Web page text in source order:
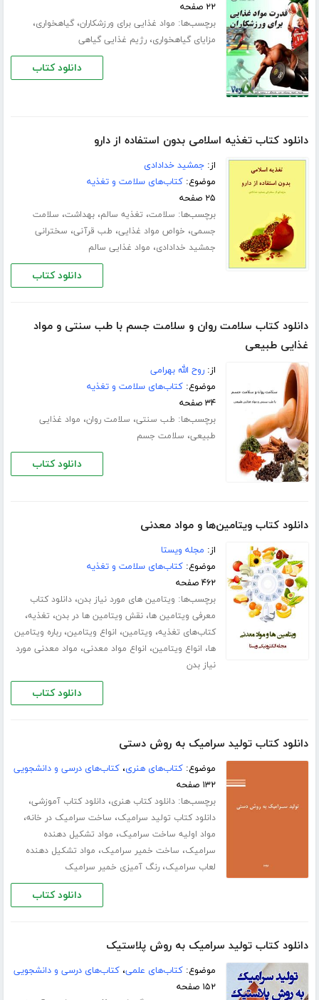
۲۲ صفحه
برچسب‌ها: مواد غذایی برای ورزشکاران،گیاهخواری،
مزایای گیاهخواری،رژیم غذایی گیاهی
دانلود کتاب
دانلود کتاب تغذیه اسلامی بدون استفاده از دارو
از:جمشید خدادادی
موضوع:کتاب‌های سلامت و تغذیه
۲۵ صفحه
برچسب‌ها: سلامت، تغذیه سالم،بهداشت، سلامت
جسمی، خواص مواد غذایی، طب قرآنی، سخترانی
جمشید خدادادی، مواد غذایی سالم
دانلود کتاب
دانلود کتاب سلامت روان و سلامت جسم با طب سنتی و مواد
غذایی طبیعی
از:روح الله بهرامی
موضوع:کتاب‌های سلامت و تغذیه
۳۴ صفحه
برچسب‌ها: طب سنتی، سلامت روان، مواد غذایی
طبیعی، سلامت جسم
دانلود کتاب
دانلود کتاب ویتامین‌ها و مواد معدنی
از: مجله ویستا
موضوع:کتاب‌های سلامت و تغذیه
۴۶۲ صفحه
برچسب‌ها: ویتامین‌ های مورد نیاز بدن،دانلود کتاب
معرفی ویتامین ها،نقش ویتامین ها در بدن، تغذیه،
کتاب‌های تغذیه، ویتامین، انواع ویتامین،رباره ویتامین
ها، انواع ویتامین، انواع مواد معدنی، مواد معدنی مورد
نیاز بدن
دانلود کتاب
دانلود کتاب تولید سرامیک به روش دستی
موضوع:کتاب‌های هنری،کتاب‌های درسی و دانشجویی
۱۳۲ صفحه
برچسب‌ها:دانلود کتاب هنری،دانلود کتاب آموزشی،
دانلود کتاب تولید سرامیک، ساخت سرامیک در خانه،
مواد اولیه ساخت سرامیک، مواد تشکیل دهنده
سرامیک، ساخت خمیر سرامیک، مواد تشکیل دهنده
لعاب سرامیک،رنگ آمیزی خمیر سرامیک
دانلود کتاب
دانلود کتاب تولید سرامیک به روش پلاستیک
موضوع:کتاب‌های علمی،کتاب‌های درسی و دانشجویی
۱۵۲ صفحه